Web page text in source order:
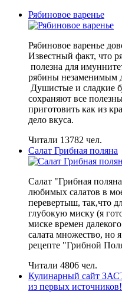
Рябиновое варенье
Рябиновое варенье
Известный факт, что
полезна для
рябины незаменимым
Душистые и сладкие
сохраняют все
приготовить как из
дело вкуса.
Читали 13782 чел.
Салат Грибная поляна
Салат "Грибная
любимых салатов в
перевертыш, так,что
глубокую миску (я
миске времен
салата множество, но
рецепте "Грибной
Читали 4806 чел.
Кулинарный сайт
из первых источников!